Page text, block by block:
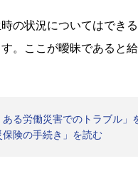
の状況についてはでき
。ここが曖昧であると
ある労働災害でのトラブル」
保険の手続き」を読む